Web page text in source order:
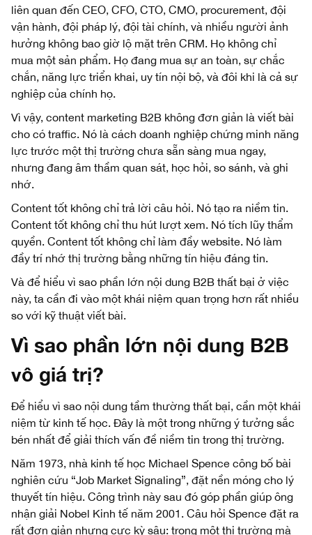
liên quan đến CEO, CFO, CTO, CMO, procurement, đội
vận hành, đội pháp lý, đội tài chính, và nhiều người ảnh
hưởng không bao giờ lộ mặt trên CRM. Họ không chỉ
mua một sản phẩm. Họ đang mua sự an toàn, sự chắc
chắn, năng lực triển khai, uy tín nội bộ, và đôi khi là cả sự
nghiệp của chính họ.
Vì vậy, content marketing B2B không đơn giản là viết bài
cho có traffic. Nó là cách doanh nghiệp chứng minh năng
lực trước một thị trường chưa sẵn sàng mua ngay,
nhưng đang âm thầm quan sát, học hỏi, so sánh, và ghi
nhớ.
Content tốt không chỉ trả lời câu hỏi. Nó tạo ra niềm tin.
Content tốt không chỉ thu hút lượt xem. Nó tích lũy thẩm
quyền. Content tốt không chỉ làm đầy website. Nó làm
đầy trí nhớ thị trường bằng những tín hiệu đáng tin.
Và để hiểu vì sao phần lớn nội dung B2B thất bại ở việc
này, ta cần đi vào một khái niệm quan trọng hơn rất nhiều
so với kỹ thuật viết bài.
Vì sao phần lớn nội dung B2B
vô giá trị?
Để hiểu vì sao nội dung tầm thường thất bại, cần một khái
niệm từ kinh tế học. Đây là một trong những ý tưởng sắc
bén nhất để giải thích vấn đề niềm tin trong thị trường.
Năm 1973, nhà kinh tế học Michael Spence công bố bài
nghiên cứu “Job Market Signaling”, đặt nền móng cho lý
thuyết tín hiệu. Công trình này sau đó góp phần giúp ông
nhận giải Nobel Kinh tế năm 2001. Câu hỏi Spence đặt ra
rất đơn giản nhưng cực kỳ sâu: trong một thị trường mà